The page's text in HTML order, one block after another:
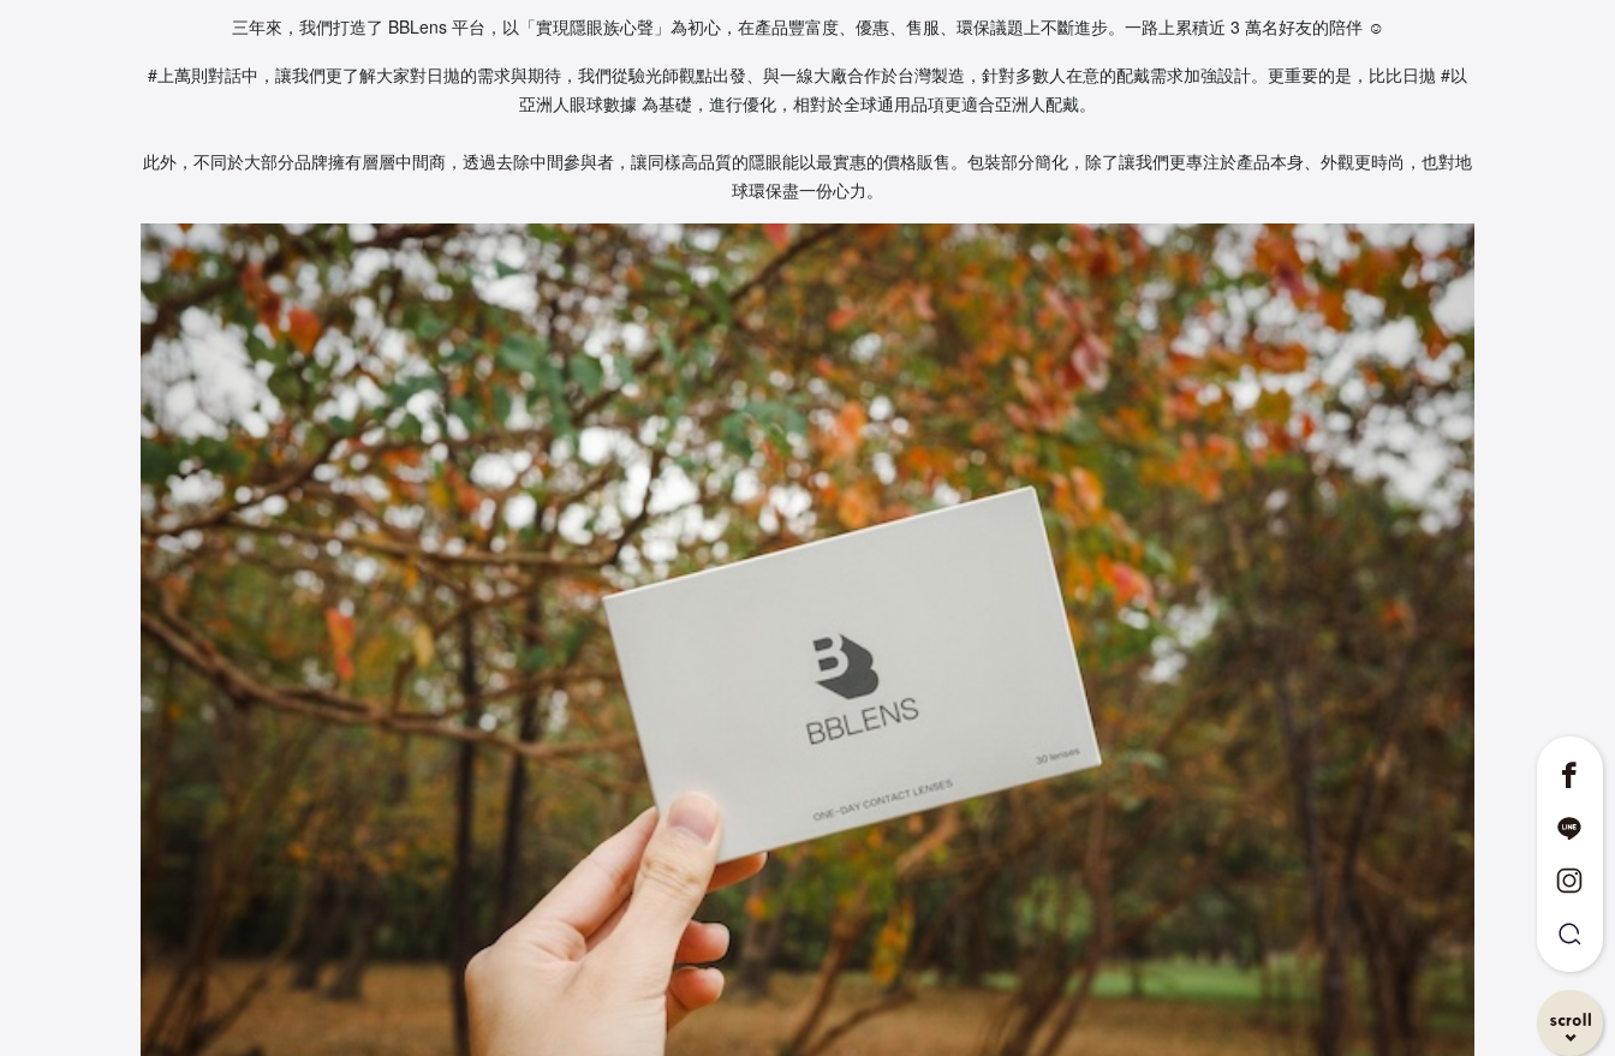
三年來，我們打造了 BBLens 平台，以「實現隱眼族心聲」為初心，在產品豐富度、優惠、售服、環保議題上不斷進步。一路上累積近 3 萬名好友的陪伴 ☺️
#上萬則對話中，讓我們更了解大家對日拋的需求與期待，我們從驗光師觀點出發、與一線大廠合作於台灣製造，針對多數人在意的配戴需求加強設計。更重要的是，比比日拋 #以
亞洲人眼球數據 為基礎，進行優化，相對於全球通用品項更適合亞洲人配戴。
此外，不同於大部分品牌擁有層層中間商，透過去除中間參與者，讓同樣高品質的隱眼能以最實惠的價格販售。包裝部分簡化，除了讓我們更專注於產品本身、外觀更時尚，也對地
球環保盡一份心力。